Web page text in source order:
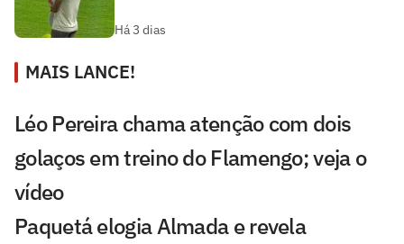
Há 3 dias
MAIS LANCE!
Léo Pereira chama atenção com dois
golaços em treino do Flamengo; veja o
vídeo
Paquetá elogia Almada e revela